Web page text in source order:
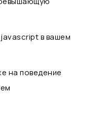
в вашем
на поведение